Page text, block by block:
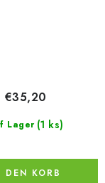
Lager (1 ks)
€35,20
DEN KORB